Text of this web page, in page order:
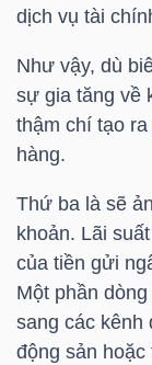
dịch vụ tài
Như vậy, dù
sự gia tăng về
thậm chí tạo
hàng.
Thứ ba là sẽ
khoản. Lãi
của tiền gửi
Một phần
sang các kênh
động sản hoặc
SÓC
SỨC
KHỎE
TÀI
CHÍNH